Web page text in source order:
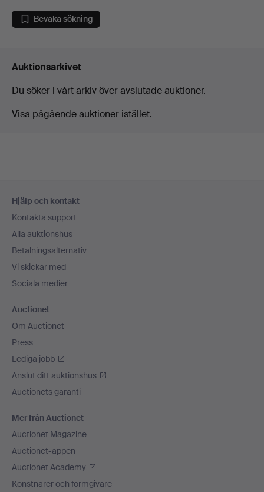
Bevaka sökning
Auktionsarkivet
Du söker i vårt arkiv över avslutade auktioner.
Visa pågående auktioner istället.
Hjälp och kontakt
Kontakta support
Alla auktionshus
Betalningsalternativ
Vi skickar med
Sociala medier
Auctionet
Om Auctionet
Press
Lediga jobb
Anslut ditt auktionshus
Auctionets garanti
Mer från Auctionet
Auctionet Magazine
Auctionet-appen
Auctionet Academy
Konstnärer och formgivare